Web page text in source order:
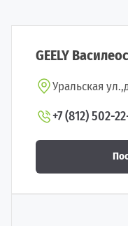
GEELY
Уральская
+7 (812) 502-